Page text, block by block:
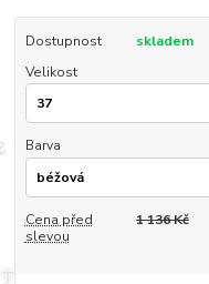
Dostupnost
skladem
Velikost
Barva
Cena před
slevou
1 136 Kč